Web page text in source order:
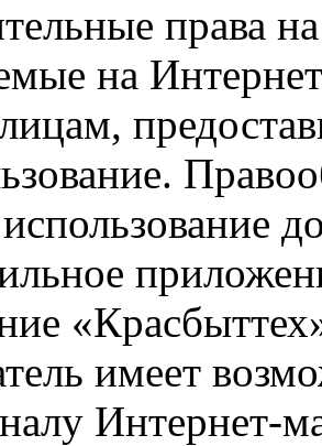
права
на
имеет
Интернет-